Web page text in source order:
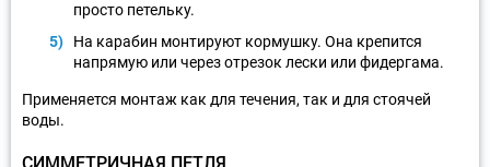
просто петельку.
На карабин монтируют кормушку. Она крепится
напрямую или через отрезок лески или фидергама.
Применяется монтаж как для течения, так и для стоячей
воды.